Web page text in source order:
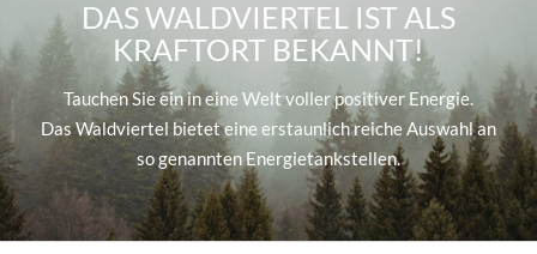
DAS WALDVIERTEL IST ALS
KRAFTORT BEKANNT!
Tauchen Sie ein in eine Welt voller positiver Energie.
Das Waldviertel bietet eine erstaunlich reiche Auswahl an
so genannten Energietankstellen.